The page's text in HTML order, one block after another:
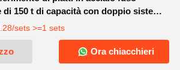
150 t di capacità con doppio sistema
sets >=1 sets
Ora chiacchieri